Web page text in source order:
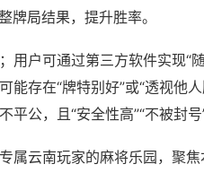
牌局结果，提升胜率。
用户可通过第三方软件实现“
能存在“牌特别好”或“透视他
平公，且“安全性高”“不被封号”
属云南玩家的麻将乐园，聚